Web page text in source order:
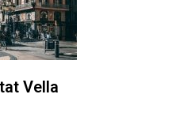
Vella